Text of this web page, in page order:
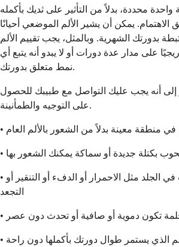
واحدة محددة، بدلاً من التأثير على ثديك بأكمله
الاهتمام. يمكن أن يشير الألم الموضعي أحيانًا
بدورتك الشهرية. وبالمثل، يجب تقييم الألم
على مدار عدة دورات أو لا يبدو أنه يتبع أي
نمط متعلق بدورتك.
إلى أنه يجب عليك التواصل مع طبيبك للحصول
على التوجيه والطمأنينة.
في منطقة معينة بدلاً من الشعور بالألم العام
بكتلة جديدة أو سماكة يمكنك الشعور بها
• ألم الثدي مع تغيرات في الجلد مثل الاحمرار أو الدفء أو التنقير أو
التجعد
تكون دموية أو صافية أو تحدث دون عصر
الذي يستمر طوال دورتك بأكملها دون راحة